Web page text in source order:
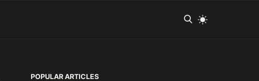
POPULAR ARTICLES